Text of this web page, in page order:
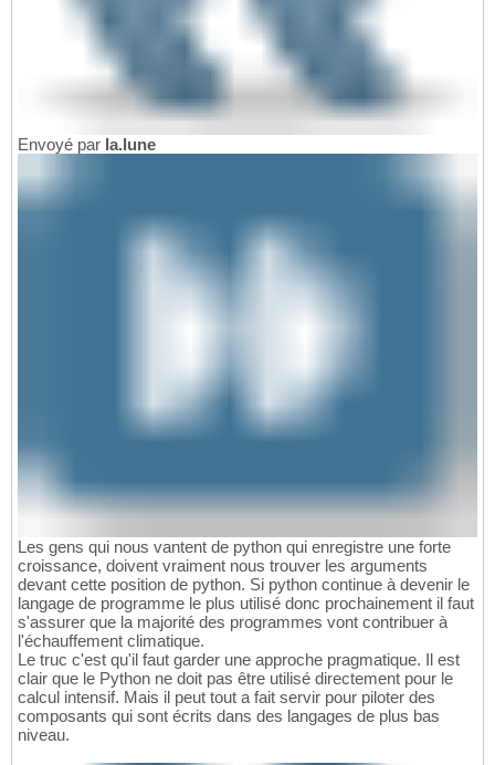
Envoyé par la.lune
Les gens qui nous vantent de python qui enregistre une forte
croissance, doivent vraiment nous trouver les arguments
devant cette position de python. Si python continue à devenir le
langage de programme le plus utilisé donc prochainement il faut
s'assurer que la majorité des programmes vont contribuer à
l'échauffement climatique.
Le truc c'est qu'il faut garder une approche pragmatique. Il est
clair que le Python ne doit pas être utilisé directement pour le
calcul intensif. Mais il peut tout a fait servir pour piloter des
composants qui sont écrits dans des langages de plus bas
niveau.